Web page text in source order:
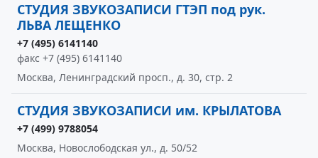
СТУДИЯ ЗВУКОЗАПИСИ ГТЭП под рук.
ЛЬВА ЛЕЩЕНКО
+7 (495) 6141140
факс +7 (495) 6141140
Москва, Ленинградский просп., д. 30, стр. 2
СТУДИЯ ЗВУКОЗАПИСИ им. КРЫЛАТОВА
+7 (499) 9788054
Москва, Новослободская ул., д. 50/52